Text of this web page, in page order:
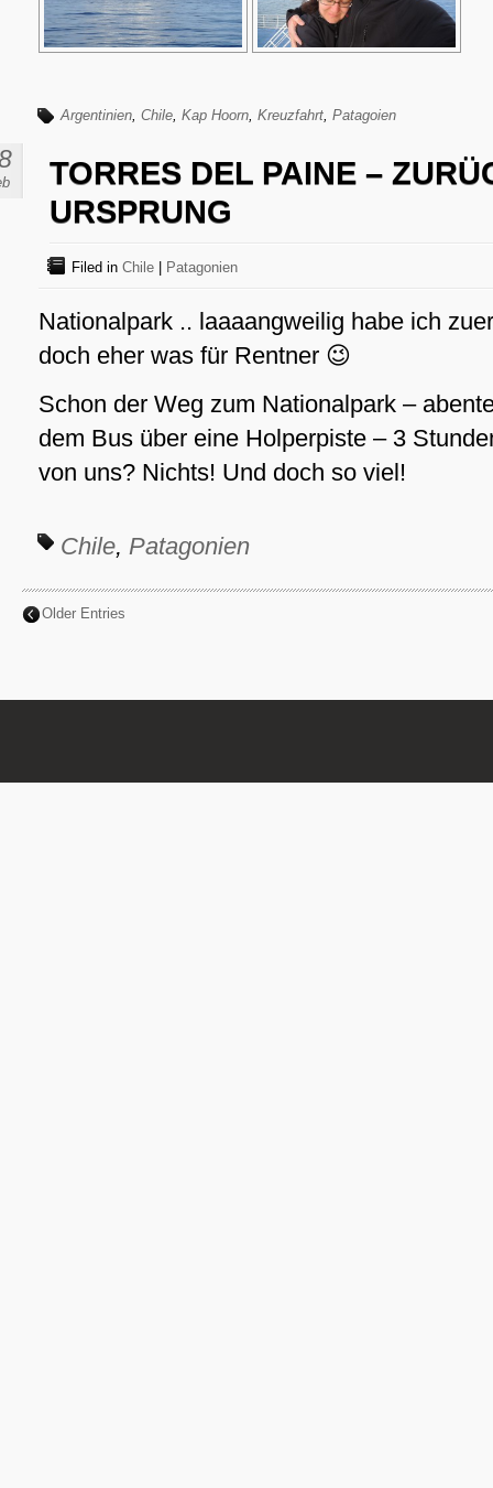
Argentinien, Chile, Kap Hoorn, Kreuzfahrt, Patagoien
TORRES DEL PAINE –
URSPRUNG
Filed in Chile Patagonien
Nationalpark .. laaaangweilig habe ich
doch eher was für Rentner 😉
Schon der Weg zum Nationalpark –
dem Bus über eine Holperpiste – 3
von uns? Nichts! Und doch so viel!
Chile, Patagonien
Older Entries